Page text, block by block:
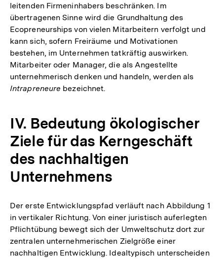
leitenden Firmeninhabers beschränken. Im
übertragenen Sinne wird die Grundhaltung des
Ecopreneurships von vielen Mitarbeitern verfolgt und
kann sich, sofern Freiräume und Motivationen
bestehen, im Unternehmen tatkräftig auswirken.
Mitarbeiter oder Manager, die als Angestellte
unternehmerisch denken und handeln, werden als
Intrapreneure bezeichnet.
IV. Bedeutung ökologischer
Ziele für das Kerngeschäft
des nachhaltigen
Unternehmens
Der erste Entwicklungspfad verläuft nach Abbildung 1
in vertikaler Richtung. Von einer juristisch auferlegten
Pflichtübung bewegt sich der Umweltschutz dort zur
zentralen unternehmerischen Zielgröße einer
nachhaltigen Entwicklung. Idealtypisch unterscheiden